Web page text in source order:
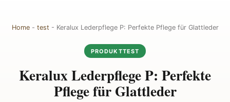
Home- test - Keralux Lederpflege P: Perfekte Pflege für Glattleder
PRODUKTTEST
Keralux Lederpflege P: Perfekte
Pflege für Glattleder